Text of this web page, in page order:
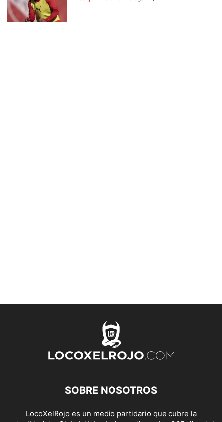
SOBRE NOSOTROS
LocoXelRojo es un medio partidario que cubre la